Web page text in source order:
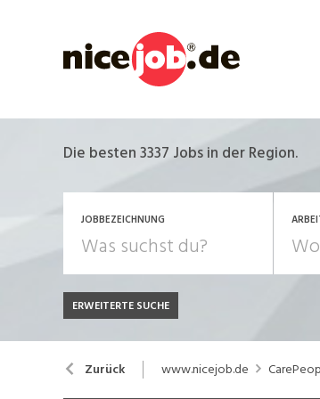
Die besten 3337 Jobs in der Region.
JOBBEZEICHNUNG
JOB-TYP
Festanstellung
Bank, Versicherung
Chemie, Pharma, Biotechnologie
ERWEITERTE SUCHE
Zurück www.nicejob.de